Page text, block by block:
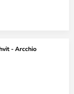
- Arcchio